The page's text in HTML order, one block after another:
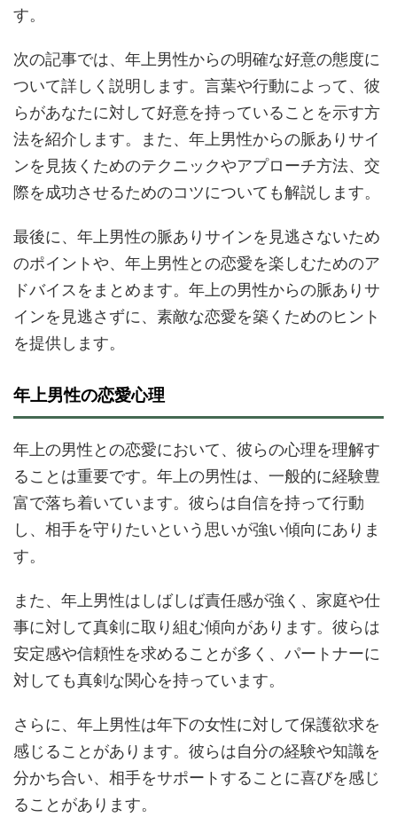
す。
次の記事では、年上男性からの明確な好意の態度に
ついて詳しく説明します。言葉や行動によって、彼
らがあなたに対して好意を持っていることを示す方
法を紹介します。また、年上男性からの脈ありサイ
ンを見抜くためのテクニックやアプローチ方法、交
際を成功させるためのコツについても解説します。
最後に、年上男性の脈ありサインを見逃さないため
のポイントや、年上男性との恋愛を楽しむためのア
ドバイスをまとめます。年上の男性からの脈ありサ
インを見逃さずに、素敵な恋愛を築くためのヒント
を提供します。
年上男性の恋愛心理
年上の男性との恋愛において、彼らの心理を理解す
ることは重要です。年上の男性は、一般的に経験豊
富で落ち着いています。彼らは自信を持って行動
し、相手を守りたいという思いが強い傾向にありま
す。
また、年上男性はしばしば責任感が強く、家庭や仕
事に対して真剣に取り組む傾向があります。彼らは
安定感や信頼性を求めることが多く、パートナーに
対しても真剣な関心を持っています。
さらに、年上男性は年下の女性に対して保護欲求を
感じることがあります。彼らは自分の経験や知識を
分かち合い、相手をサポートすることに喜びを感じ
ることがあります。